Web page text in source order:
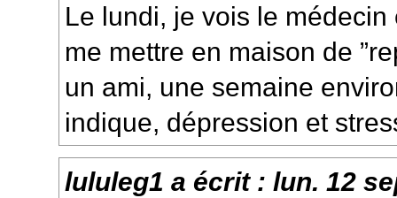
Le lundi, je vois le
me mettre en maison de
un ami, une semaine
indique, dépression et
lululeg1 a écrit :lun. 12